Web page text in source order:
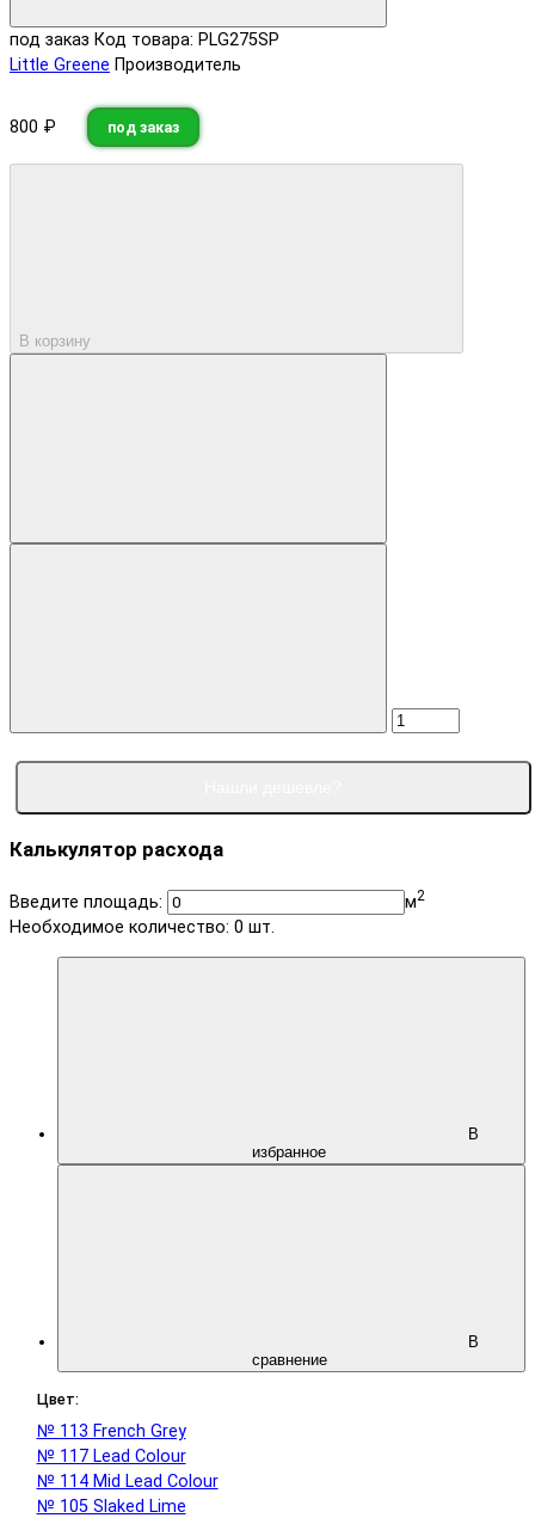
под заказ Код товара: PLG275SP
Little Greene Производитель
800 ₽ под заказ
В корзину
Калькулятор расхода
Введите площадь: м2
Необходимое количество: 0 шт.
В
избранное
В
сравнение
Цвет:
№ 113 French Grey
№ 117 Lead Colour
№ 114 Mid Lead Colour
№ 105 Slaked Lime